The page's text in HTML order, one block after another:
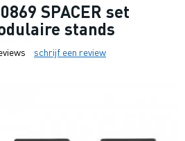
SPACER set
stands
schrijf een review